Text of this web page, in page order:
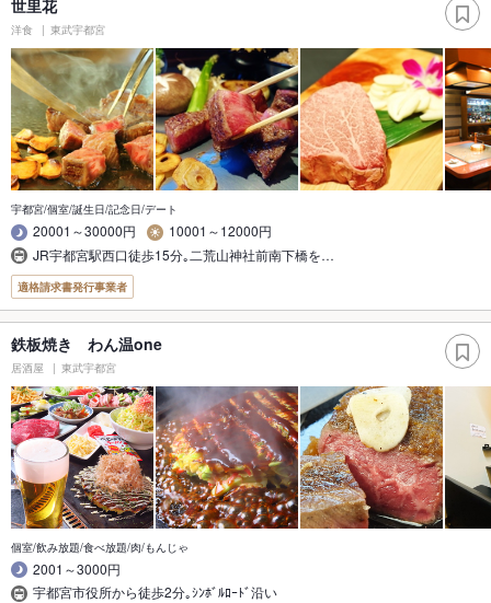
世里花
洋食 東武宇都宮
宇都宮/個室/誕生日/記念日/デート
20001～30000円
10001～12000円
JR宇都宮駅西口徒歩15分｡二荒山神社前南下橋を…
適格請求書発行事業者
鉄板焼き わん温one
居酒屋 東武宇都宮
個室/飲み放題/食べ放題/肉/もんじゃ
2001～3000円
宇都宮市役所から徒歩2分｡ｼﾝﾎﾞﾙﾛｰﾄﾞ沿い